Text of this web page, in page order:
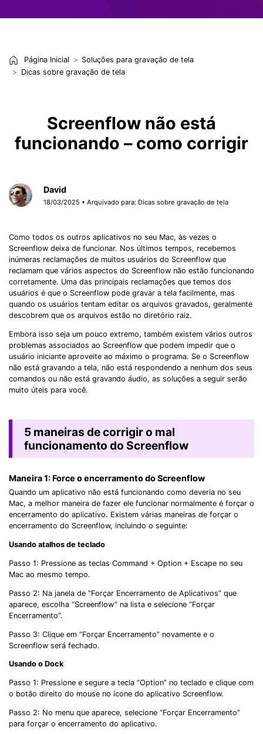
Página Inicial
Soluções para gravação de tela
Dicas sobre gravação de tela
Screenflow não está
funcionando – como corrigir
David
18/03/2025 • Arquivado para: Dicas sobre gravação de tela
Como todos os outros aplicativos no seu Mac, às vezes o
Screenflow deixa de funcionar. Nos últimos tempos, recebemos
inúmeras reclamações de muitos usuários do Screenflow que
reclamam que vários aspectos do Screenflow não estão funcionando
corretamente. Uma das principais reclamações que temos dos
usuários é que o Screenflow pode gravar a tela facilmente, mas
quando os usuários tentam editar os arquivos gravados, geralmente
descobrem que os arquivos estão no diretório raiz.
Embora isso seja um pouco extremo, também existem vários outros
problemas associados ao Screenflow que podem impedir que o
usuário iniciante aproveite ao máximo o programa. Se o Screenflow
não está gravando a tela, não está respondendo a nenhum dos seus
comandos ou não está gravando áudio, as soluções a seguir serão
muito úteis para você.
5 maneiras de corrigir o mal
funcionamento do Screenflow
Maneira 1: Force o encerramento do Screenflow
Quando um aplicativo não está funcionando como deveria no seu
Mac, a melhor maneira de fazer ele funcionar normalmente é forçar o
encerramento do aplicativo. Existem várias maneiras de forçar o
encerramento do Screenflow, incluindo o seguinte:
Usando atalhos de teclado
Passo 1: Pressione as teclas Command + Option + Escape no seu
Mac ao mesmo tempo.
Passo 2: Na janela de “Forçar Encerramento de Aplicativos” que
aparece, escolha “Screenflow” na lista e selecione “Forçar
Encerramento”.
Passo 3: Clique em “Forçar Encerramento” novamente e o
Screenflow será fechado.
Usando o Dock
Passo 1: Pressione e segure a tecla “Option” no teclado e clique com
o botão direito do mouse no ícone do aplicativo Screenflow.
Passo 2: No menu que aparece, selecione “Forçar Encerramento”
para forçar o encerramento do aplicativo.